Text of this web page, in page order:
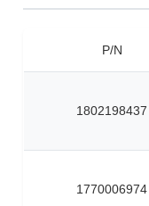
P/N
1802198437
1770006974